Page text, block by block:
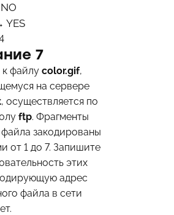
YES
7
к файлуcolor.gif,
на сервере
, осуществляется по
ftp. Фрагменты
закодированы
от 1 до 7. Запишите
этих
адрес
файла в сети